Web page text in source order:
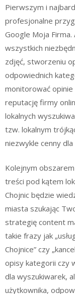
Pierwszym i
profesjonalne
Google Moja Firma.
wszystkich
zdjęć, stworzeniu
odpowiednich
monitorować opinie
reputację firmy
lokalnych
tzw. lokalnym
niezwykle cenny
Kolejnym
treści pod kątem
Chojnic będzie
miasta szukając
strategię content
takie frazy jak
Chojnice” czy
opisy kategorii czy
dla wyszukiwarek,
użytkownika,